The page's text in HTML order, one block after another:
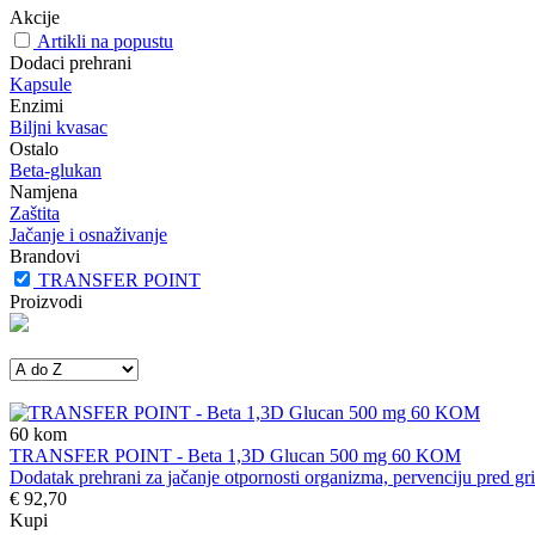
Akcije
Artikli na popustu
Dodaci prehrani
Kapsule
Enzimi
Biljni kvasac
Ostalo
Beta-glukan
Namjena
Zaštita
Jačanje i osnaživanje
Brandovi
TRANSFER POINT
Proizvodi
60 kom
TRANSFER POINT - Beta 1,3D Glucan 500 mg 60 KOM
Dodatak prehrani za jačanje otpornosti organizma, pervenciju pred
€ 92,70
Kupi